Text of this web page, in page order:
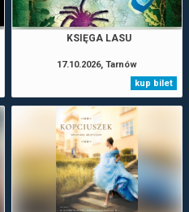
KSIĘGA LASU
17.10.2026, Tarnów
kup bilet